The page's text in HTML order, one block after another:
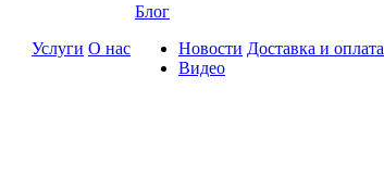
Услуги О нас
Блог
Новости
Видео
Доставка и оплата